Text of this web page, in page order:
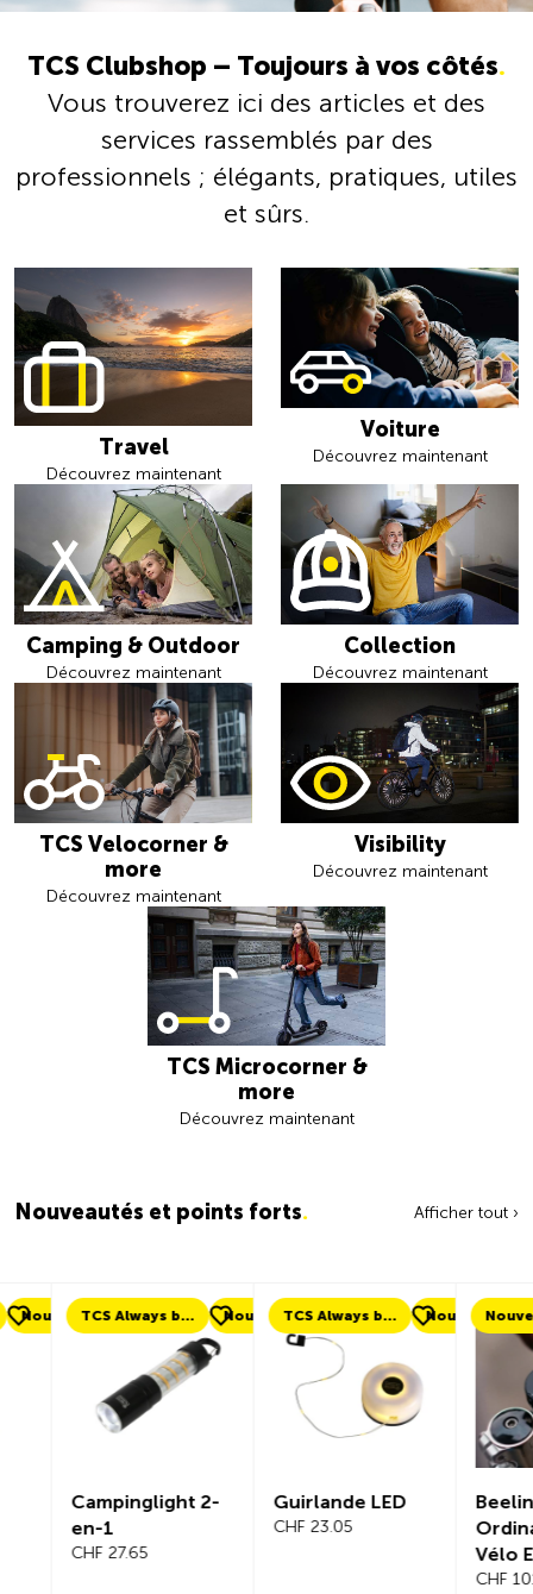
TCS Clubshop – Toujours à vos côtés.
Vous trouverez ici des articles et des
services rassemblés par des
professionnels ; élégants, pratiques, utiles
et sûrs.
Travel
Découvrez maintenant
Voiture
Découvrez maintenant
Camping & Outdoor
Découvrez maintenant
Collection
Découvrez maintenant
TCS Velocorner &
more
Découvrez maintenant
Visibility
Découvrez maintenant
TCS Microcorner &
more
Découvrez maintenant
Nouveautés et points forts. Afficher tout ›
TCS Always by my side Nouveau
Campinglight 2-
en-1
CHF 27.65
TCS Always by my side Nouveau
Guirlande LED
CHF 23.05
Nouveau
Beeline
Vélo
Complet
CHF 101.65